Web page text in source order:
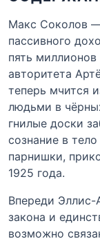
Макс Соколов
пассивного
пять
авторитета
теперь мчится
людьми в
гнилые доски
сознание в
парнишки,
1925 года.
Впереди
закона и
возможно